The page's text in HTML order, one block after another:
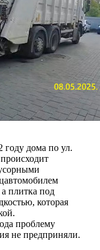
году дома по ул.
плитка под
которая
проблему
не предприняли.